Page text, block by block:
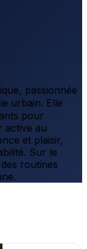
passionnée
urbain. Elle
pour
active au
et plaisir,
Sur le
routines